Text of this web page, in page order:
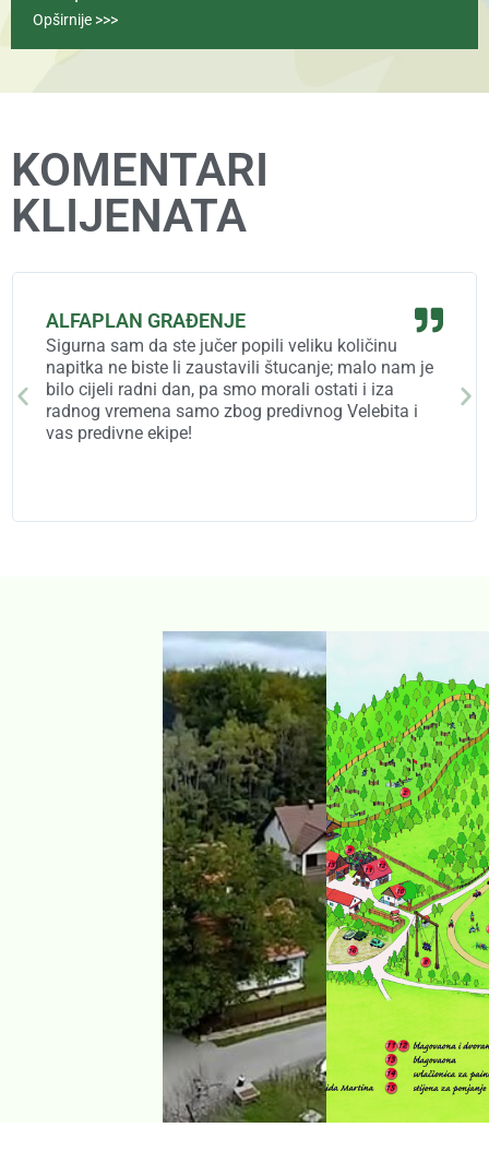
Opširnije >>>
KOMENTARI
KLIJENATA
ALFAPLAN GRAĐENJE
Sigurna sam da ste jučer popili veliku količinu
napitka ne biste li zaustavili štucanje; malo nam je
bilo cijeli radni dan, pa smo morali ostati i iza
radnog vremena samo zbog predivnog Velebita i
vas predivne ekipe!